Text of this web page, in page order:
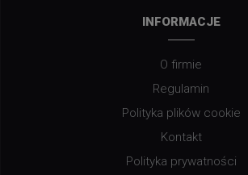
INFORMACJE
O firmie
Regulamin
Polityka plików cookie
Kontakt
Polityka prywatności